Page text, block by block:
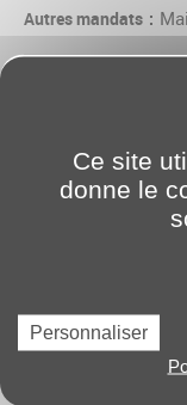
Autres mandats
Liens
Ce site
donne le
Personnaliser